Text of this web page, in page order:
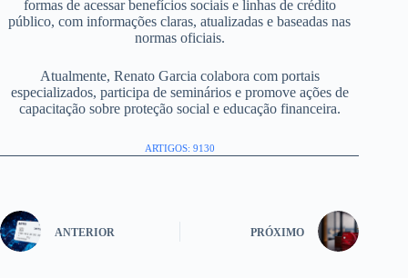
formas de acessar benefícios sociais e linhas de crédito
público, com informações claras, atualizadas e baseadas nas
normas oficiais.
Atualmente, Renato Garcia colabora com portais
especializados, participa de seminários e promove ações de
capacitação sobre proteção social e educação financeira.
ARTIGOS: 9130
ANTERIOR PRÓXIMO